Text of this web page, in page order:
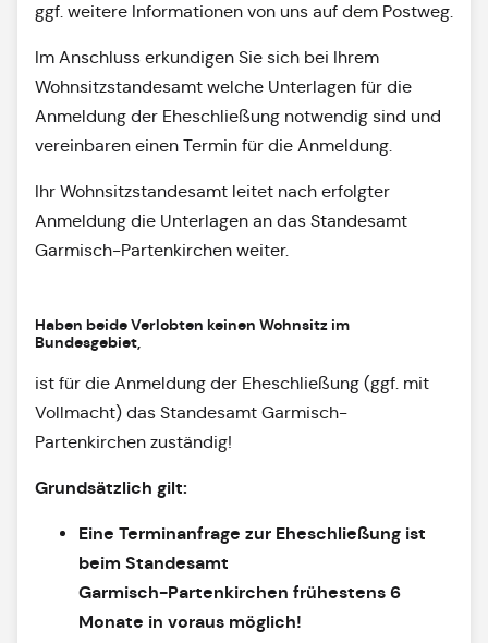
ggf. weitere Informationen von uns auf dem Postweg.
Im Anschluss erkundigen Sie sich bei Ihrem
Wohnsitzstandesamt welche Unterlagen für die
Anmeldung der Eheschließung notwendig sind und
vereinbaren einen Termin für die Anmeldung.
Ihr Wohnsitzstandesamt leitet nach erfolgter
Anmeldung die Unterlagen an das Standesamt
Garmisch-Partenkirchen weiter.
Haben beide Verlobten keinen Wohnsitz im
Bundesgebiet,
ist für die Anmeldung der Eheschließung (ggf. mit
Vollmacht) das Standesamt Garmisch-
Partenkirchen zuständig!
Grundsätzlich gilt:
Eine Terminanfrage zur Eheschließung ist
beim Standesamt
Garmisch-Partenkirchen frühestens 6
Monate in voraus möglich!